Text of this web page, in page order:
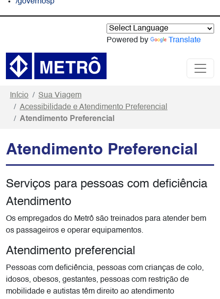
/governosp
Powered by Translate
Início
Sua Viagem
Acessibilidade e Atendimento Preferencial
Atendimento Preferencial
Atendimento Preferencial
Serviços para pessoas com deficiência
Atendimento
Os empregados do Metrô são treinados para atender bem
os passageiros e operar equipamentos.
Atendimento preferencial
Pessoas com deficiência, pessoas com crianças de colo,
idosos, obesos, gestantes, pessoas com restrição de
mobilidade e autistas têm direito ao atendimento